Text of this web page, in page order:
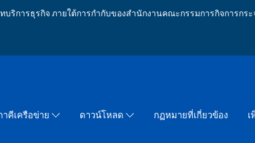
ริการธุรกิจ ภายใต้การกำกับของสำนักงานคณะกรรมการกิจการก
าคีเครือข่าย ดาวน์โหลด กฏหมายที่เกี่ยวข้อง เ